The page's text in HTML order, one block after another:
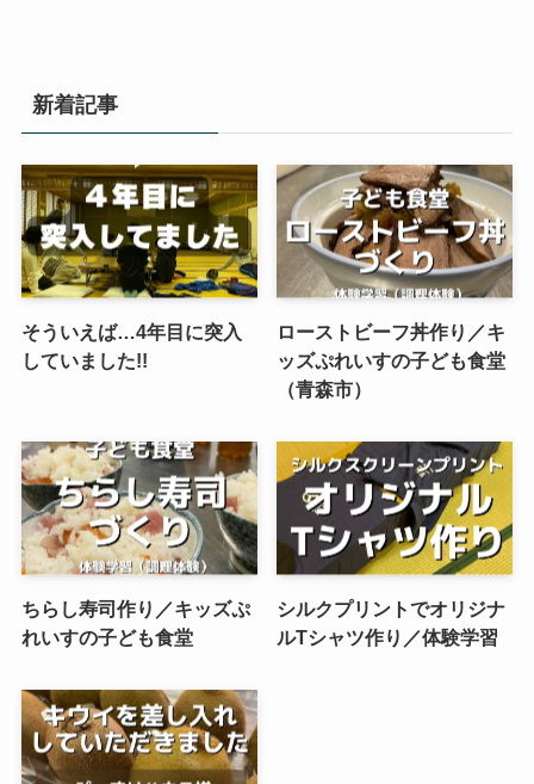
新着記事
そういえば…4年目に突入
していました!!
ローストビーフ丼作り／キ
ッズぷれいすの子ども食堂
（青森市）
ちらし寿司作り／キッズぷ
れいすの子ども食堂
シルクプリントでオリジナ
ルTシャツ作り／体験学習